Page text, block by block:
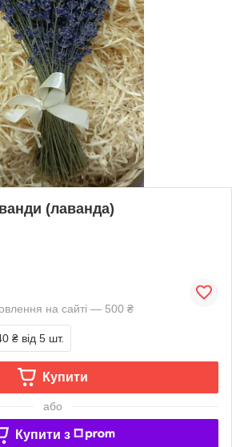
(лаванда)
на сайті — 500 ₴
₴ від 5 шт.
Купити
або
Купити з